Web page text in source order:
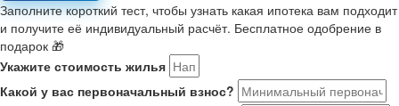
Заполните короткий тест, чтобы узнать какая ипотека вам подходит
и получите её индивидуальный расчёт. Бесплатное одобрение в
подарок 🎁
Укажите стоимость жилья
Какой у вас первоначальный взнос?